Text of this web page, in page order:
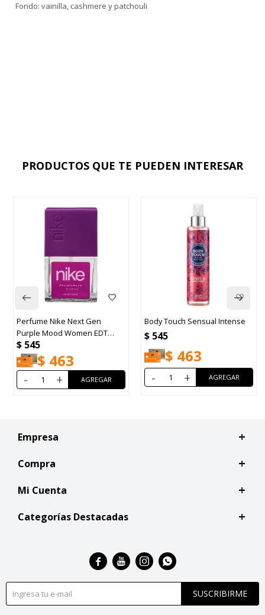
Fondo: vainilla, cashmere y patchouli
PRODUCTOS QUE TE PUEDEN INTERESAR
Nike Next Gen
Mood Women EDT
$463
Body Touch Sensual Intense
$463
-
Empresa
Compra
Mi Cuenta
Categorías Destacadas
SUSCRIBIRME
   